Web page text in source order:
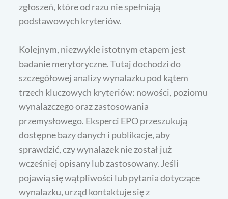
zgłoszeń, które od razu nie spełniają
podstawowych kryteriów.
Kolejnym, niezwykle istotnym etapem jest
badanie merytoryczne. Tutaj dochodzi do
szczegółowej analizy wynalazku pod kątem
trzech kluczowych kryteriów: nowości, poziomu
wynalazczego oraz zastosowania
przemysłowego. Eksperci EPO przeszukują
dostępne bazy danych i publikacje, aby
sprawdzić, czy wynalazek nie został już
wcześniej opisany lub zastosowany. Jeśli
pojawią się wątpliwości lub pytania dotyczące
wynalazku, urząd kontaktuje się z